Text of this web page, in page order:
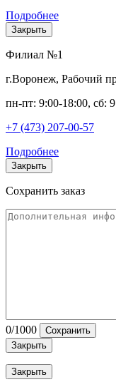
Подробнее
Закрыть
Филиал №1
г.Воронеж, Рабочий
пн-пт: 9:00-18:00, сб:
+7 (473) 207-00-57
Подробнее
Закрыть
Сохранить заказ
0/1000
Сохранить
Закрыть
Закрыть